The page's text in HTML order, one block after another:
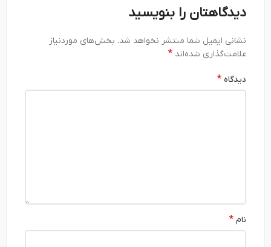
دیدگاهتان را بنویسید
نشانی ایمیل شما منتشر نخواهد شد. بخش‌های موردنیاز
علامت‌گذاری شده‌اند*
دیدگاه*